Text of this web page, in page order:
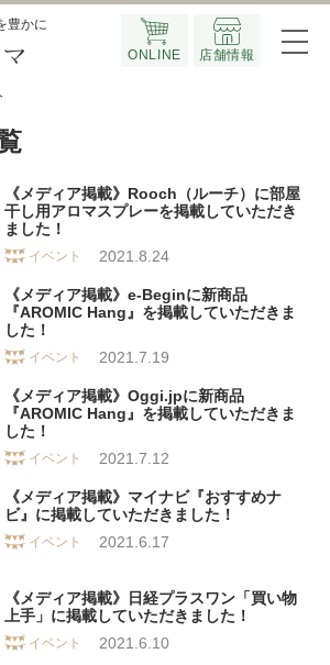
豊かに
ONLINE 店舗情報
《メディア掲載》Rooch（ルーチ）に部屋
干し用アロマスプレーを掲載していただき
ました！
イベント 2021.8.24
《メディア掲載》e-Beginに新商品
『AROMIC Hang』を掲載していただきま
した！
イベント 2021.7.19
《メディア掲載》Oggi.jpに新商品
『AROMIC Hang』を掲載していただきま
した！
イベント 2021.7.12
《メディア掲載》マイナビ『おすすめナ
ビ』に掲載していただきました！
イベント 2021.6.17
《メディア掲載》日経プラスワン「買い物
上手」に掲載していただきました！
イベント 2021.6.10